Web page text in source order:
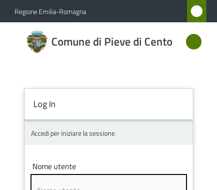
Vai al contenuto
Vai alla navigazione
Vai al footer
Regione Emilia-Romagna
Comune di Pieve di Cento
Comune
di Pieve
Amministrazione
Novità
Servizi
Log In
Accedi per iniziare la sessione
Nome utente